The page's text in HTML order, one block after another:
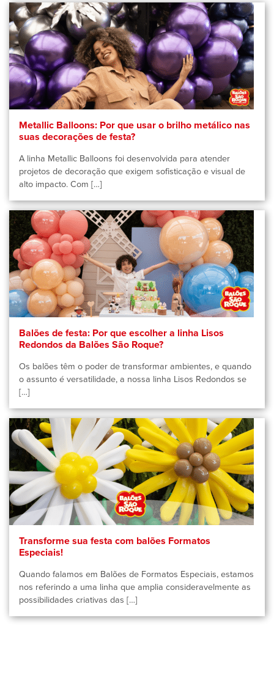
Metallic Balloons: Por que usar o brilho metálico nas
suas decorações de festa?
A linha Metallic Balloons foi desenvolvida para atender
projetos de decoração que exigem sofisticação e visual de
alto impacto. Com […]
Balões de festa: Por que escolher a linha Lisos
Redondos da Balões São Roque?
Os balões têm o poder de transformar ambientes, e quando
o assunto é versatilidade, a nossa linha Lisos Redondos se
[…]
Transforme sua festa com balões Formatos
Especiais!
Quando falamos em Balões de Formatos Especiais, estamos
nos referindo a uma linha que amplia consideravelmente as
possibilidades criativas das […]